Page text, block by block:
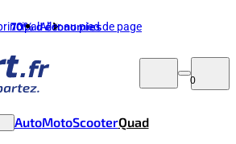
Aller au pied de page
70%d'économies
0
AutoMotoScooterQuad